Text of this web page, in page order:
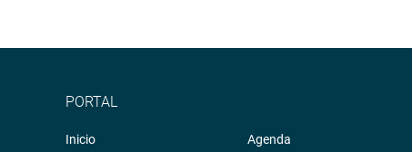
PORTAL
Inicio
Agenda